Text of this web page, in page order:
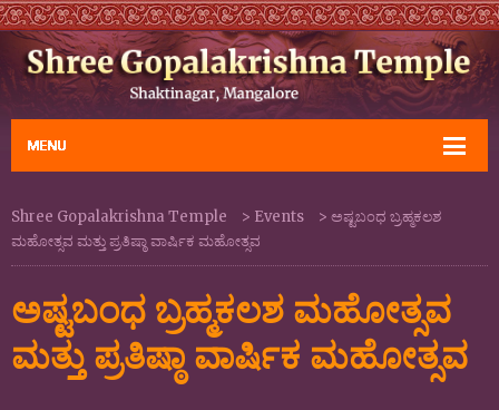
Shree Gopalakrishna Temple > Events > ಅಷ್ಟಬಂಧ ಬ್ರಹ್ಮಕಲಶ
ಮಹೋತ್ಸವ ಮತ್ತು ಪ್ರತಿಷ್ಠಾ ವಾರ್ಷಿಕ ಮಹೋತ್ಸವ
ಅಷ್ಟಬಂಧ ಬ್ರಹ್ಮಕಲಶ ಮಹೋತ್ಸವ
ಮತ್ತು ಪ್ರತಿಷ್ಠಾ ವಾರ್ಷಿಕ ಮಹೋತ್ಸವ